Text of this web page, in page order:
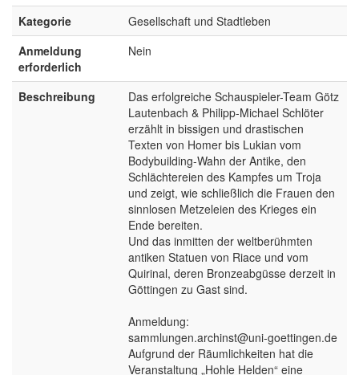
Kategorie
Gesellschaft und Stadtleben
Anmeldung
erforderlich
Nein
Beschreibung
Das erfolgreiche Schauspieler-Team Götz
Lautenbach & Philipp-Michael Schlöter
erzählt in bissigen und drastischen
Texten von Homer bis Lukian vom
Bodybuilding-Wahn der Antike, den
Schlächtereien des Kampfes um Troja
und zeigt, wie schließlich die Frauen den
sinnlosen Metzeleien des Krieges ein
Ende bereiten.
Und das inmitten der weltberühmten
antiken Statuen von Riace und vom
Quirinal, deren Bronzeabgüsse derzeit in
Göttingen zu Gast sind.
Anmeldung:
sammlungen.archinst@uni-goettingen.de
Aufgrund der Räumlichkeiten hat die
Veranstaltung „Hohle Helden“ eine